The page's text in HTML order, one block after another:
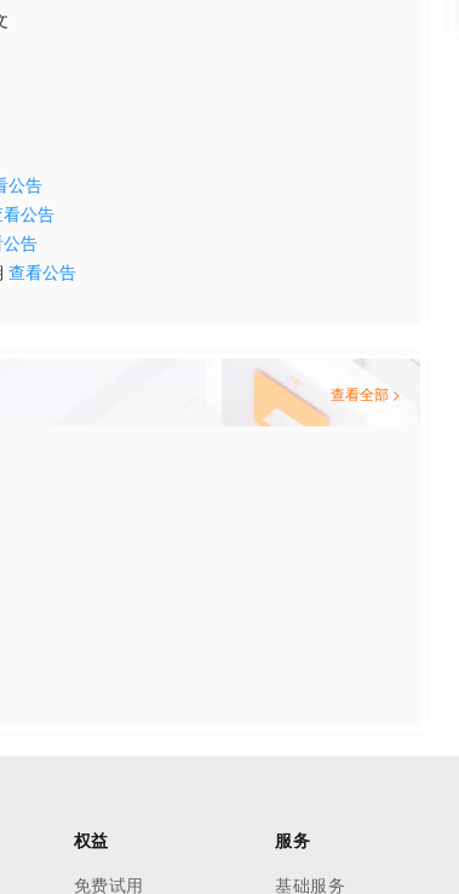
公告
公告
告
查看公告
查看全部 >